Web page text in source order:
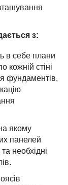
з:
в себе плани
кожній стіні
фундаментів,
якому
панелей
необхідні